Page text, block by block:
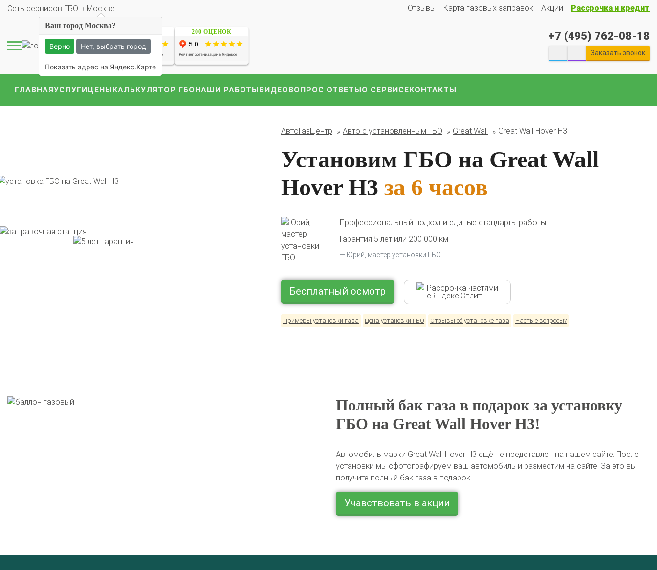
Cеть сервисов ГБО в Москве Отзывы Карта газовых заправок Акции Рассрочка и кредит
Skoda Toyota Volkswagen
другие авто..
200 ОЦЕНОК +7 (495) 762-08-18
Заказать звонок
ГЛАВНАЯУСЛУГИЦЕНЫКАЛЬКУЛЯТОР ГБОНАШИ РАБОТЫВИДЕОВОПРОС ОТВЕТЫО СЕРВИСЕКОНТАКТЫ
АвтоГазЦентр Авто с установленным ГБО Great Wall Great Wall Hover H3
Установим ГБО на Great Wall
Hover H3 за 6 часов
Профессиональный подход и единые стандарты работы
Гарантия 5 лет или 200 000 км
Юрий, мастер установки ГБО
Бесплатный осмотр
Рассрочка частями
с Яндекс.Сплит
Примеры установки газа Цена установки ГБО Отзывы об установке газа Частые вопросы?
Полный бак газа в подарок за установку
ГБО на Great Wall Hover H3!
Автомобиль марки Great Wall Hover H3 ещё не представлен на нашем сайте. После
установки мы сфотографируем ваш автомобиль и разместим на сайте. За это вы
получите полный бак газа в подарок!
Учавствовать в акции
Ваш город Москва?
Верно Нет, выбрать город
Показать адрес на Яндекс.Карте